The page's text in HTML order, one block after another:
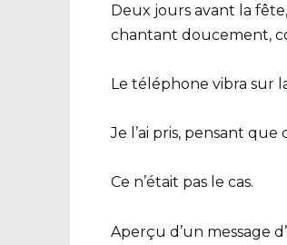
Deux jours avant la
chantant doucement,
Le téléphone vibra sur
Je l’ai pris, pensant que
Ce n’était pas le cas.
Aperçu d’un message